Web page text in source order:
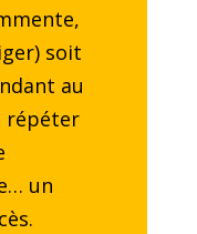
soit
au
répéter
un